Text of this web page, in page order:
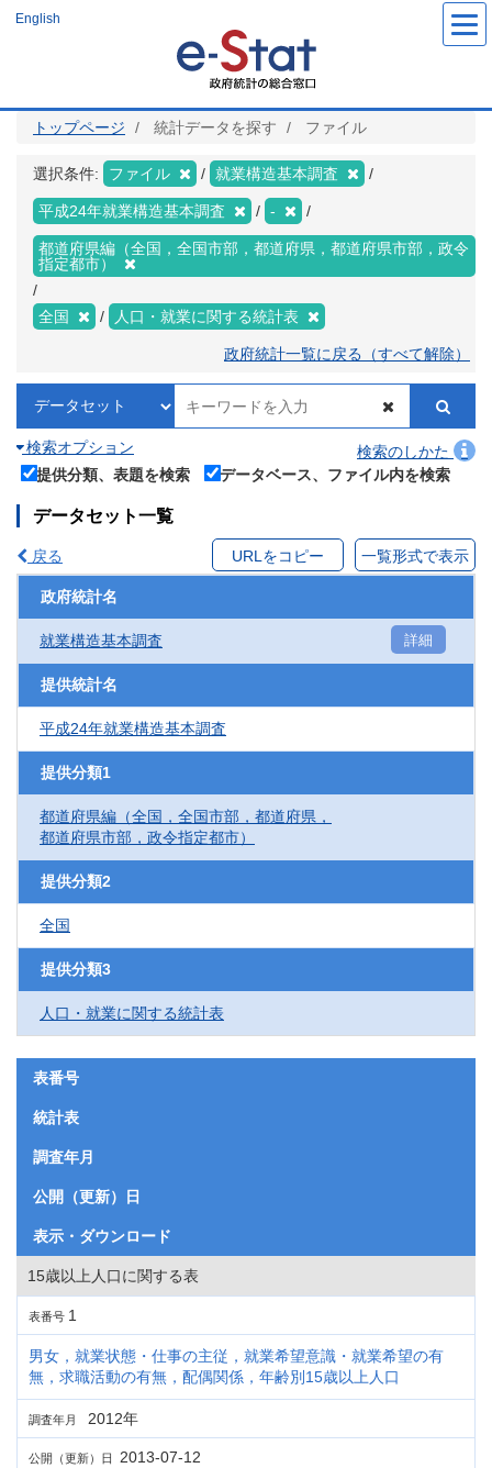
ツ
English
トップページ 統計データを探す ファイル
選択条件: ファイル 就業構造基本調査
平成24年就業構造基本調査 -
都道府県編（全国，全国市部，都道府県，都道府県市部，政令
指定都市）
全国 人口・就業に関する統計表
政府統計一覧に戻る（すべて解除）
検索オプション
検索のしかた
提供分類、表題を検索
データベース、ファイル内を検索
データセット一覧
戻る URLをコピー 一覧形式で表示
政府統計名
就業構造基本調査 詳細
提供統計名
平成24年就業構造基本調査
提供分類1
都道府県編（全国，全国市部，都道府県，
都道府県市部，政令指定都市）
提供分類2
全国
提供分類3
人口・就業に関する統計表
表番号
統計表
調査年月
公開（更新）日
表示・ダウンロード
15歳以上人口に関する表
表番号 1
男女，就業状態・仕事の主従，就業希望意識・就業希望の有
無，求職活動の有無，配偶関係，年齢別15歳以上人口
調査年月 2012年
公開（更新）日 2013-07-12